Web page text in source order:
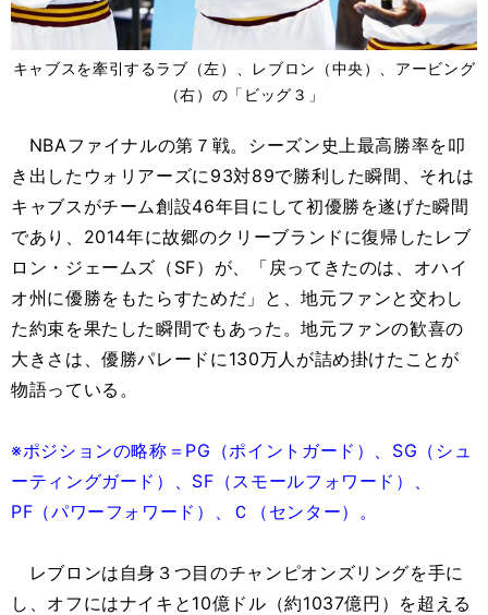
キャブスを牽引するラブ（左）、レブロン（中央）、アービング
（右）の「ビッグ３」
NBAファイナルの第７戦。シーズン史上最高勝率を叩
き出したウォリアーズに93対89で勝利した瞬間、それは
キャブスがチーム創設46年目にして初優勝を遂げた瞬間
であり、2014年に故郷のクリーブランドに復帰したレブ
ロン・ジェームズ（SF）が、「戻ってきたのは、オハイ
オ州に優勝をもたらすためだ」と、地元ファンと交わし
た約束を果たした瞬間でもあった。地元ファンの歓喜の
大きさは、優勝パレードに130万人が詰め掛けたことが
物語っている。
※ポジションの略称＝PG（ポイントガード）、SG（シュ
ーティングガード）、SF（スモールフォワード）、
PF（パワーフォワード）、Ｃ（センター）。
レブロンは自身３つ目のチャンピオンズリングを手に
し、オフにはナイキと10億ドル（約1037億円）を超える